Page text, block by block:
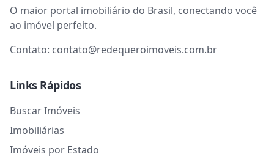
O maior portal imobiliário do Brasil, conectando você
ao imóvel perfeito.
Contato: contato@redequeroimoveis.com.br
Links Rápidos
Buscar Imóveis
Imobiliárias
Imóveis por Estado